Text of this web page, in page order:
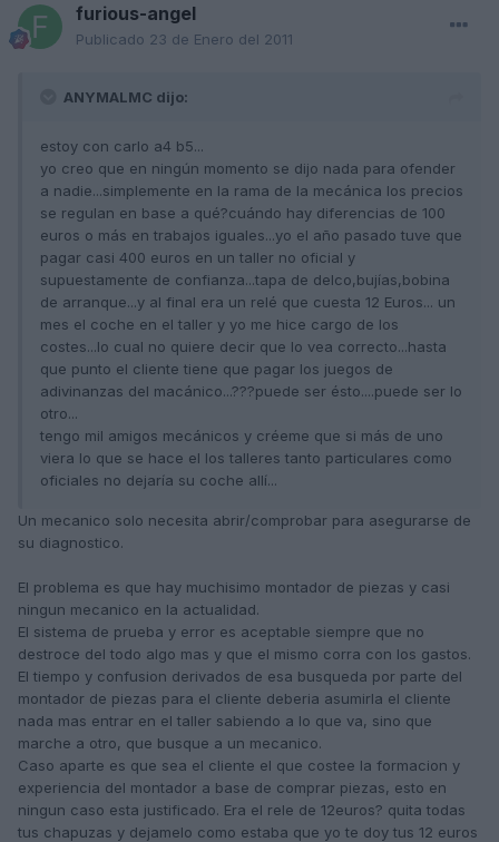
furious-angel
Publicado 23 de Enero del 2011
ANYMALMC dijo:
estoy con carlo a4 b5...
yo creo que en ningún momento se dijo nada para ofender
a nadie...simplemente en la rama de la mecánica los precios
se regulan en base a qué?cuándo hay diferencias de 100
euros o más en trabajos iguales...yo el año pasado tuve que
pagar casi 400 euros en un taller no oficial y
supuestamente de confianza...tapa de delco,bujías,bobina
de arranque...y al final era un relé que cuesta 12 Euros... un
mes el coche en el taller y yo me hice cargo de los
costes...lo cual no quiere decir que lo vea correcto...hasta
que punto el cliente tiene que pagar los juegos de
adivinanzas del macánico...???puede ser ésto....puede ser lo
otro...
tengo mil amigos mecánicos y créeme que si más de uno
viera lo que se hace el los talleres tanto particulares como
oficiales no dejaría su coche allí...
Un mecanico solo necesita abrir/comprobar para asegurarse de
su diagnostico.
El problema es que hay muchisimo montador de piezas y casi
ningun mecanico en la actualidad.
El sistema de prueba y error es aceptable siempre que no
destroce del todo algo mas y que el mismo corra con los gastos.
El tiempo y confusion derivados de esa busqueda por parte del
montador de piezas para el cliente deberia asumirla el cliente
nada mas entrar en el taller sabiendo a lo que va, sino que
marche a otro, que busque a un mecanico.
Caso aparte es que sea el cliente el que costee la formacion y
experiencia del montador a base de comprar piezas, esto en
ningun caso esta justificado. Era el rele de 12euros? quita todas
tus chapuzas y dejamelo como estaba que yo te doy tus 12 euros